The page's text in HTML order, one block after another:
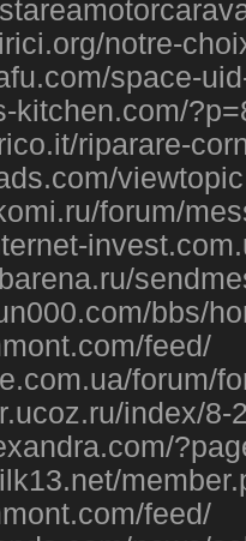
notre-
space-
kitchen.com/
riparare-
forum/
bbs/
feed/
forum/
index/8-
feed/